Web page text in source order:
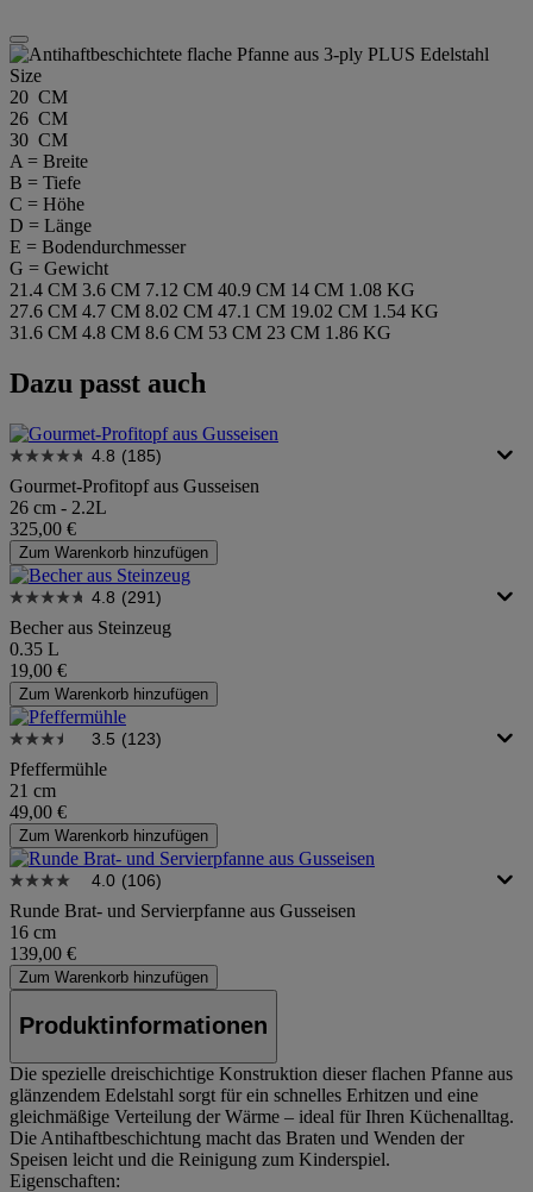
Size
20 CM
26 CM
30 CM
A = Breite
B = Tiefe
C = Höhe
D = Länge
E = Bodendurchmesser
G = Gewicht
21.4 CM 3.6 CM 7.12 CM 40.9 CM 14 CM 1.08 KG
27.6 CM 4.7 CM 8.02 CM 47.1 CM 19.02 CM 1.54 KG
31.6 CM 4.8 CM 8.6 CM 53 CM 23 CM 1.86 KG
Dazu passt auch
4.8 (185)
Gourmet-Profitopf aus Gusseisen
26 cm - 2.2L
325,00 €
Zum Warenkorb hinzufügen
4.8 (291)
Becher aus Steinzeug
0.35 L
19,00 €
Zum Warenkorb hinzufügen
3.5 (123)
Pfeffermühle
21 cm
49,00 €
Zum Warenkorb hinzufügen
4.0 (106)
Runde Brat- und Servierpfanne aus Gusseisen
16 cm
139,00 €
Zum Warenkorb hinzufügen
Produktinformationen
Die spezielle dreischichtige Konstruktion dieser flachen Pfanne aus
glänzendem Edelstahl sorgt für ein schnelles Erhitzen und eine
gleichmäßige Verteilung der Wärme – ideal für Ihren Küchenalltag.
Die Antihaftbeschichtung macht das Braten und Wenden der
Speisen leicht und die Reinigung zum Kinderspiel.
Eigenschaften: